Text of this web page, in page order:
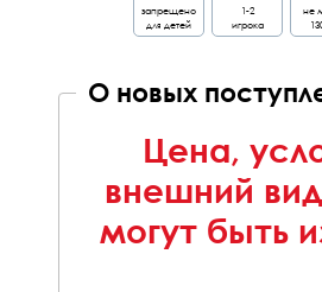
запрещено
для детей
1-2
игрока
не
О новых
Цена,
внешний
могут быть